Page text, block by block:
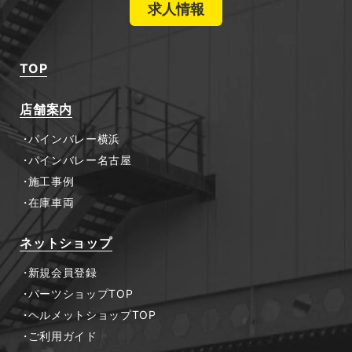
求人情報
TOP
店舗案内
パインバレー横浜
パインバレー名古屋
施工事例
在庫車両
ネットショップ
新規会員登録
パーツショップTOP
ヘルメットショップTOP
ご利用ガイド